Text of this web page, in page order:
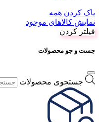
پاک کردن همه
نمایش کالاهای موجود
فیلتر کردن
جست و جو محصولات
جستجوی محصولات